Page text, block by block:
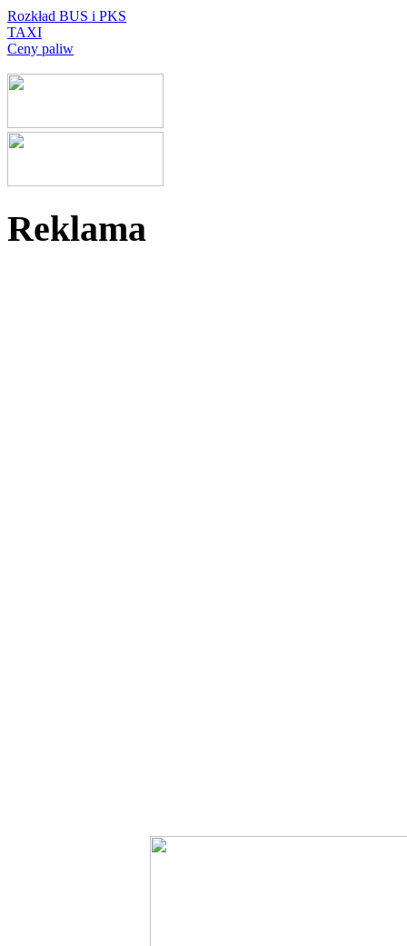
Rozkład BUS i PKS
TAXI
Ceny paliw
Reklama